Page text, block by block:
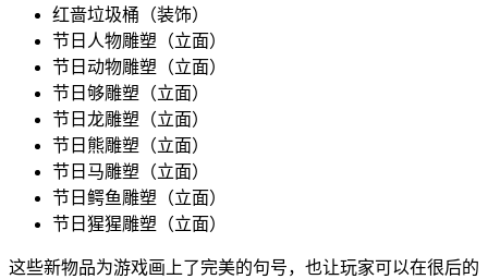
红啬垃圾桶（装饰）
节日人物雕塑（立面）
节日动物雕塑（立面）
节日够雕塑（立面）
节日龙雕塑（立面）
节日熊雕塑（立面）
节日马雕塑（立面）
节日鳄鱼雕塑（立面）
节日猩猩雕塑（立面）
这些新物品为游戏画上了完美的句号，也让玩家可以在很后的